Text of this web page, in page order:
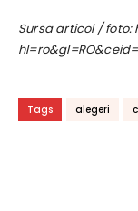
Sursa articol /
Tags alegeri